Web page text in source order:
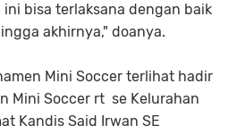
bisa terlaksana dengan baik
akhirnya," doanya.
Mini Soccer terlihat hadir
Mini Soccer rt se Kelurahan
Kandis Said Irwan SE